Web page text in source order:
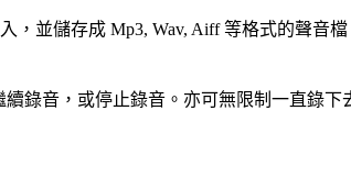
，並儲存成 Mp3, Wav, Aiff 等格式的聲音
錄音，或停止錄音。亦可無限制一直錄